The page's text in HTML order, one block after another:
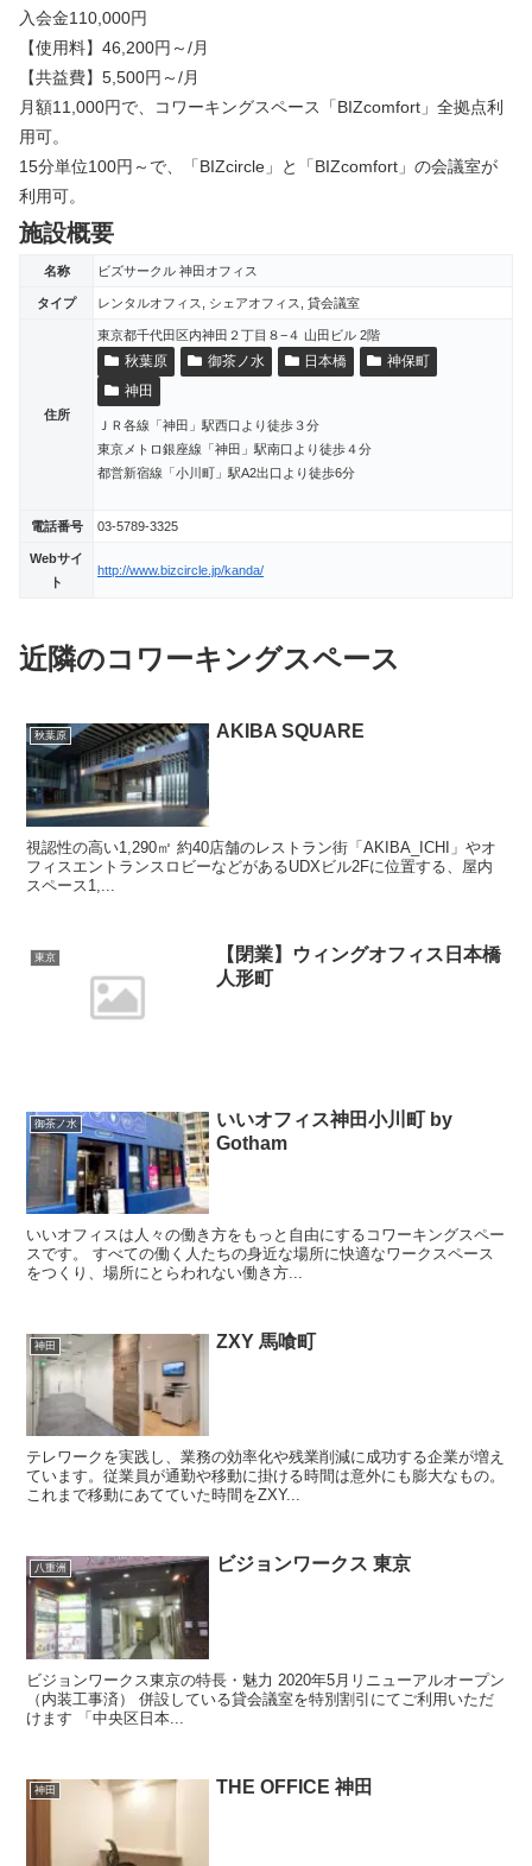
入会金110,000円
【使用料】46,200円～/月
【共益費】5,500円～/月
月額11,000円で、コワーキングスペース「BIZcomfort」全拠点利
用可。
15分単位100円～で、「BIZcircle」と「BIZcomfort」の会議室が
利用可。
施設概要
名称 ビズサークル 神田オフィス
タイプ レンタルオフィス, シェアオフィス, 貸会議室
住所
東京都千代田区内神田２丁目８−４ 山田ビル 2階
秋葉原 御茶ノ水 日本橋
神保町
神田
ＪＲ各線「神田」駅西口より徒歩３分
東京メトロ銀座線「神田」駅南口より徒歩４分
都営新宿線「小川町」駅A2出口より徒歩6分
電話番号 03-5789-3325
Webサイ
ト
http://www.bizcircle.jp/kanda/
近隣のコワーキングスペース
秋葉原 AKIBA SQUARE
視認性の高い1,290㎡ 約40店舗のレストラン街「AKIBA_ICHI」やオ
フィスエントランスロビーなどがあるUDXビル2Fに位置する、屋内
スペース1,...
東京
【閉業】ウィングオフィス日本橋
人形町
御茶ノ水
いいオフィス神田小川町 by
Gotham
いいオフィスは人々の働き方をもっと自由にするコワーキングスペー
スです。 すべての働く人たちの身近な場所に快適なワークスペース
をつくり、場所にとらわれない働き方...
神田 ZXY 馬喰町
テレワークを実践し、業務の効率化や残業削減に成功する企業が増え
ています。従業員が通勤や移動に掛ける時間は意外にも膨大なもの。
これまで移動にあてていた時間をZXY...
八重洲 ビジョンワークス 東京
ビジョンワークス東京の特長・魅力 2020年5月リニューアルオープン
（内装工事済） 併設している貸会議室を特別割引にてご利用いただ
けます 「中央区日本...
神田 THE OFFICE 神田